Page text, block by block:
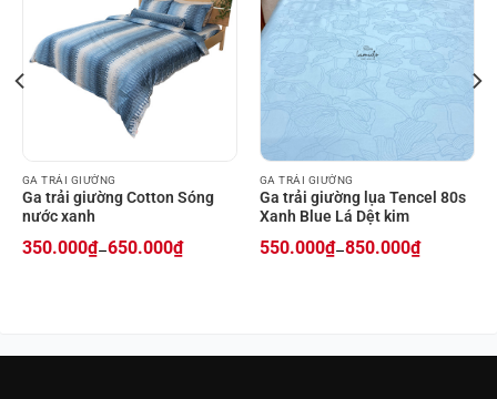
GA TRẢI GIƯỜNG
Ga trải giường Cotton Sóng
nước xanh
350.000₫–650.000₫
Price
GA TRẢI GIƯỜNG
Ga trải giường lụa Tencel 80s
Xanh Blue Lá Dệt kim
550.000₫–850.000₫
Price